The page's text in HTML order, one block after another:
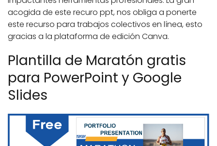
acogida de este recuro ppt, nos obliga a ponerte
este recurso para trabajos colectivos en línea, esto
gracias a la plataforma de edición Canva.
Plantilla de Maratón gratis
para PowerPoint y Google
Slides